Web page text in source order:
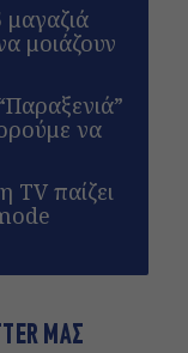
μοιάζουν
να
TV παίζει
ΜΑΣ